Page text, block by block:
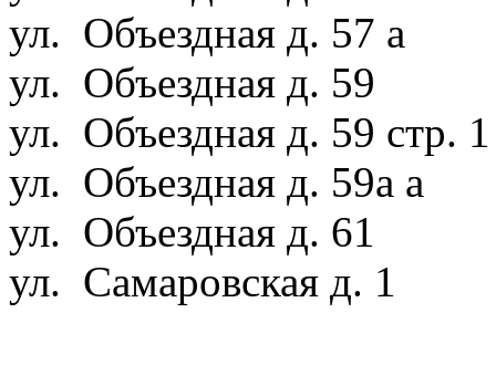
ул. Объездная д. 57 а
ул. Объездная д. 59
ул. Объездная д. 59 стр.
ул. Объездная д. 59а а
ул. Объездная д. 61
ул. Самаровская д. 1